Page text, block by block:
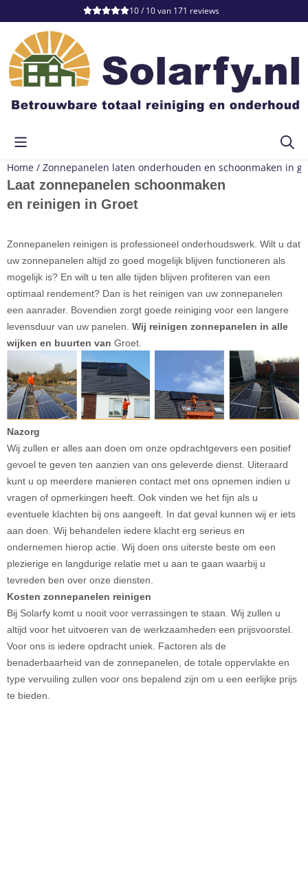
Cookievoorkeuren zijn momenteel gesloten.
10 / 10van 171 reviews
Home / Zonnepanelen laten onderhouden en schoonmaken in
Laat zonnepanelen schoonmaken
en reinigen in Groet
Zonnepanelen reinigen is professioneel onderhoudswerk. Wilt u dat
uw zonnepanelen altijd zo goed mogelijk blijven functioneren als
mogelijk is? En wilt u ten alle tijden blijven profiteren van een
optimaal rendement? Dan is het reinigen van uw zonnepanelen
een aanrader. Bovendien zorgt goede reiniging voor een langere
levensduur van uw panelen. Wij reinigen zonnepanelen in alle
wijken en buurten van Groet.
Nazorg
Wij zullen er alles aan doen om onze opdrachtgevers een positief
gevoel te geven ten aanzien van ons geleverde dienst. Uiteraard
kunt u op meerdere manieren contact met ons opnemen indien u
vragen of opmerkingen heeft. Ook vinden we het fijn als u
eventuele klachten bij ons aangeeft. In dat geval kunnen wij er iets
aan doen. Wij behandelen iedere klacht erg serieus en
ondernemen hierop actie. Wij doen ons uiterste beste om een
plezierige en langdurige relatie met u aan te gaan waarbij u
tevreden ben over onze diensten.
Kosten zonnepanelen reinigen
Bij Solarfy komt u nooit voor verrassingen te staan. Wij zullen u
altijd voor het uitvoeren van de werkzaamheden een prijsvoorstel.
Voor ons is iedere opdracht uniek. Factoren als de
benaderbaarheid van de zonnepanelen, de totale oppervlakte en
type vervuiling zullen voor ons bepalend zijn om u een eerlijke prijs
te bieden.